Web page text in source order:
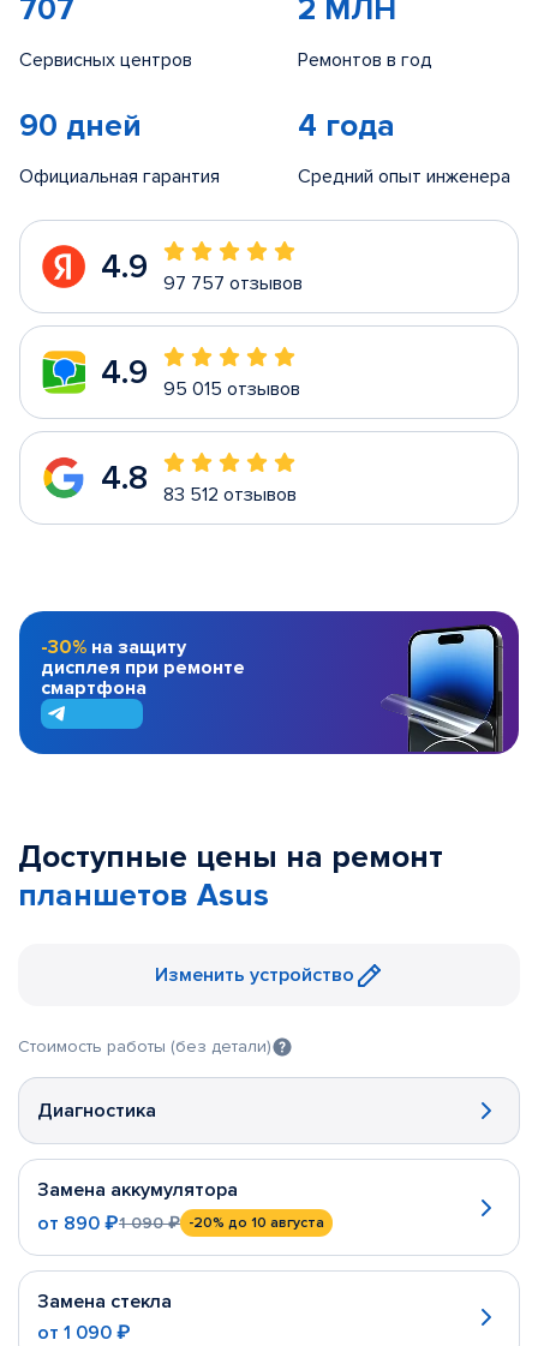
707
Сервисных центров
2 МЛН
Ремонтов в год
90 дней
Официальная гарантия
4 года
Средний опыт инженера
4.9 97 757 отзывов
4.9 95 015 отзывов
4.8 83 512 отзывов
-30% на защиту
дисплея при ремонте
смартфона
Доступные цены на ремонт
планшетов Asus
Изменить устройство
Стоимость работы (без детали)
Диагностика
Замена аккумулятора
от 890 ₽1 090 ₽ -20% до 10 августа
Замена стекла
от 1 090 ₽